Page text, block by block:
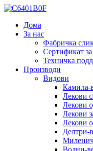
Дома
За нас
Фабричка
Сертификат
Техничка
Производи
Видови
Камила-
Лекови
Лекови
Лекови
Лекови
Делтри-
Водни-